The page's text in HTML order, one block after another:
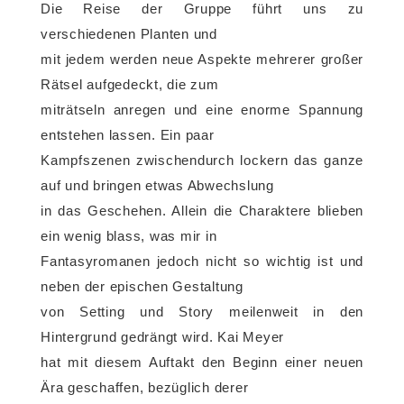
Die Reise der Gruppe führt uns zu
verschiedenen Planten und
mit jedem werden neue Aspekte mehrerer großer
Rätsel aufgedeckt, die zum
miträtseln anregen und eine enorme Spannung
entstehen lassen. Ein paar
Kampfszenen zwischendurch lockern das ganze
auf und bringen etwas Abwechslung
in das Geschehen. Allein die Charaktere blieben
ein wenig blass, was mir in
Fantasyromanen jedoch nicht so wichtig ist und
neben der epischen Gestaltung
von Setting und Story meilenweit in den
Hintergrund gedrängt wird. Kai Meyer
hat mit diesem Auftakt den Beginn einer neuen
Ära geschaffen, bezüglich derer